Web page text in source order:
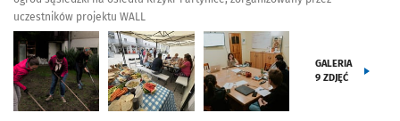
uczestników projektu WALL
GALERIA
9 ZDJĘĆ